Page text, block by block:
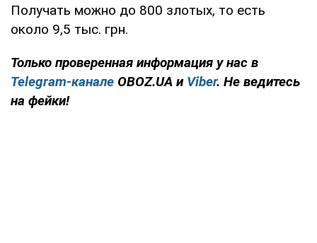
Получать можно до 800 злотых, то есть
около 9,5 тыс. грн.
Только проверенная информация у нас в
Telegram-канале OBOZ.UA и Viber. Не ведитесь
на фейки!